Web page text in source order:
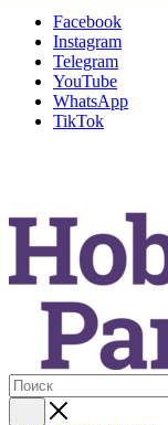
Facebook
Instagram
Telegram
YouTube
WhatsApp
TikTok